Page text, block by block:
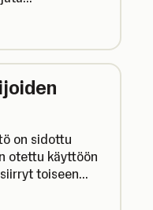
on sidottu
otettu käyttöön
toiseen